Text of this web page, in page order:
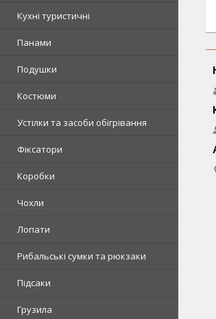
Кухні туристичні
Панами
Подушки
Костюми
Устілки та засоби обігрівання
Фіксатори
Коробки
Чохли
Лопати
Рибальські сумки та рюкзаки
Підсаки
Грузила